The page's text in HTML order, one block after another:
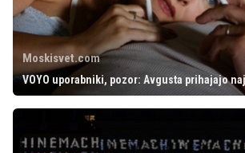
Moskisvet.com
VOYO uporabniki, pozor: Avgusta prihajajo